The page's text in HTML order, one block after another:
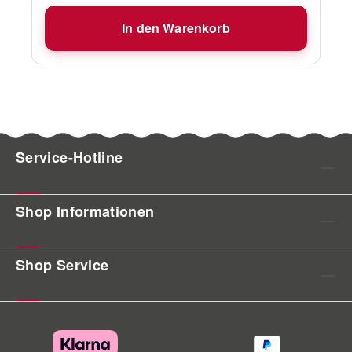
einfacher macht, da der 38mm-Ablassschlauch
wiederverwendet werden kann. Die hier
aufgeführten Ersatzteile sind grundsätzlich nur
für folgenden Toiletten nutzbar: 80115000 -
manuell Komfort Produktmerkmale
Multiwinkel-360°-Ablassknie für einfache
Abwasser. Geräuschreduzierung durch
fortschrittliche kombinierte Pumpe universelles
bekannten Marken. Bedienfeld mit einer Taste
Bordspannung 24V
In den Warenkorb
Service-Hotline
Shop Informationen
Shop Service